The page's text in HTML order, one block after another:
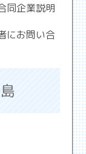
同企業説明
にお問い合